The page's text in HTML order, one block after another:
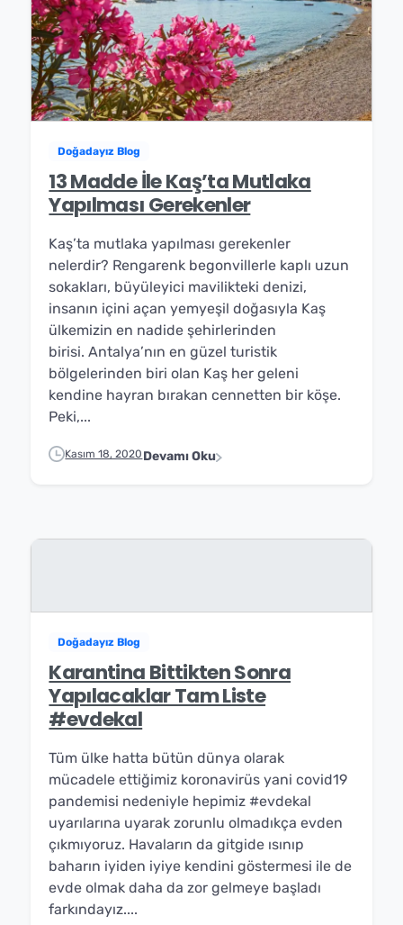
Doğadayız Blog
13 Madde İle Kaş’ta Mutlaka
Yapılması Gerekenler
Kaş’ta mutlaka yapılması gerekenler
nelerdir? Rengarenk begonvillerle kaplı uzun
sokakları, büyüleyici mavilikteki denizi,
insanın içini açan yemyeşil doğasıyla Kaş
ülkemizin en nadide şehirlerinden
birisi. Antalya’nın en güzel turistik
bölgelerinden biri olan Kaş her geleni
kendine hayran bırakan cennetten bir köşe.
Peki,...
Kasım 18, 2020 Devamı Oku
Doğadayız Blog
Karantina Bittikten Sonra
Yapılacaklar Tam Liste
#evdekal
Tüm ülke hatta bütün dünya olarak
mücadele ettiğimiz koronavirüs yani covid19
pandemisi nedeniyle hepimiz #evdekal
uyarılarına uyarak zorunlu olmadıkça evden
çıkmıyoruz. Havaların da gitgide ısınıp
baharın iyiden iyiye kendini göstermesi ile de
evde olmak daha da zor gelmeye başladı
farkındayız....